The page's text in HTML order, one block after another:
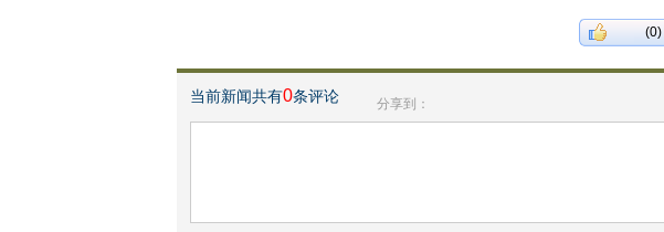
(0)
当前新闻共有0条评论 分享到：